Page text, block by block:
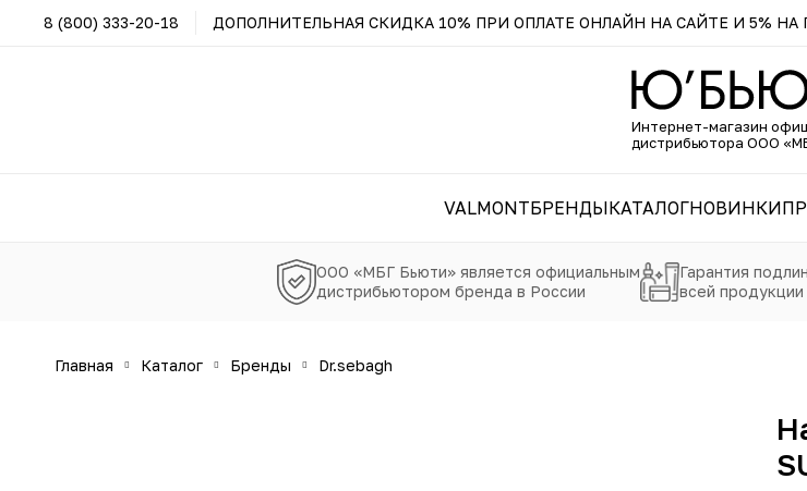
8 (800) 333-20-18 ДОПОЛНИТЕЛЬНАЯ СКИДКА 10% ПРИ ОПЛАТЕ ОНЛАЙН НА САЙТЕ И 5% НА
Интернет-магазин
дистрибьютора ООО
VALMONTБРЕНДЫКАТАЛОГНОВИНКИ
ООО «МБГ Бьюти» является официальным
дистрибьютором бренда в России
Гарантия
всей продукции
главная каталог бренды dr.sebagh